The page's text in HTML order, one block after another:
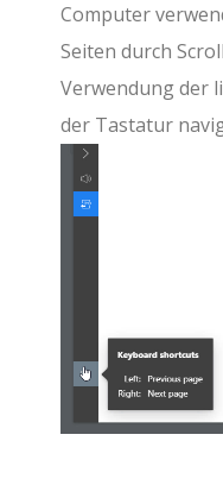
Computer
Seiten durch
Verwendung der
der Tastatur